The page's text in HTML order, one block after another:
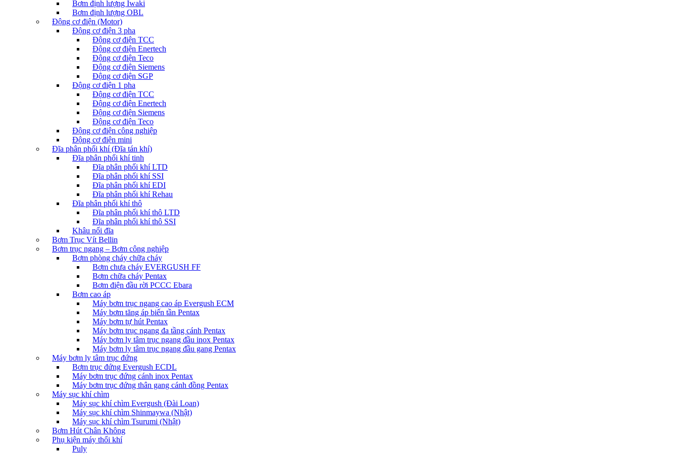
Bơm định lượng Iwaki
Bơm định lượng OBL
Động cơ điện (Motor)
Động cơ điện 3 pha
Động cơ điện TCC
Động cơ điện Enertech
Động cơ điện Teco
Động cơ điện Siemens
Động cơ điện SGP
Động cơ điện 1 pha
Động cơ điện TCC
Động cơ điện Enertech
Động cơ điện Siemens
Động cơ điện Teco
Động cơ điện công nghiệp
Động cơ điện mini
Đĩa phân phối khí (Đĩa tán khí)
Đĩa phân phối khí tinh
Đĩa phân phối khí LTD
Đĩa phân phối khí SSI
Đĩa phân phối khí EDI
Đĩa phân phối khí Rehau
Đĩa phân phối khí thô
Đĩa phân phối khí thô LTD
Đĩa phân phối khí thô SSI
Khâu nối đĩa
Bơm Trục Vít Bellin
Bơm trục ngang – Bơm công nghiệp
Bơm phòng cháy chữa cháy
Bơm chưa cháy EVERGUSH FF
Bơm chữa cháy Pentax
Bơm điện đầu rời PCCC Ebara
Bơm cao áp
Máy bơm trục ngang cao áp Evergush ECM
Máy bơm tăng áp biến tần Pentax
Máy bơm tự hút Pentax
Máy bơm trục ngang đa tầng cánh Pentax
Máy bơm ly tâm trục ngang đầu inox Pentax
Máy bơm ly tâm trục ngang đầu gang Pentax
Máy bơm ly tâm trục đứng
Bơm trục đứng Evergush ECDL
Máy bơm trục đứng cánh inox Pentax
Máy bơm trục đứng thân gang cánh đồng Pentax
Máy sục khí chìm
Máy sục khí chìm Evergush (Đài Loan)
Máy sục khí chìm Shinmaywa (Nhật)
Máy sục khí chìm Tsurumi (Nhật)
Bơm Hút Chân Không
Phụ kiện máy thổi khí
Puly